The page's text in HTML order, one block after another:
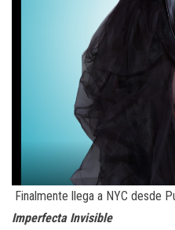
Finalmente llega a NYC desde
Imperfecta Invisible